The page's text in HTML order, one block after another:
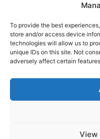
To provide the best
store and/or access device
technologies will allow us to
unique IDs on this site. Not
adversely affect certain
View